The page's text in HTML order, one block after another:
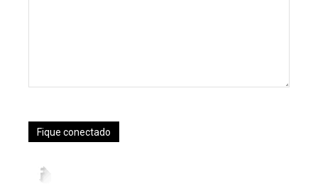
Fique conectado